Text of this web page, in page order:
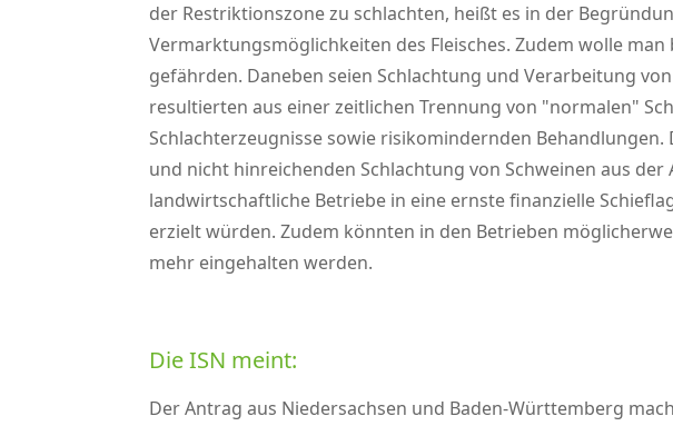
der Restriktionszone zu schlachten, heißt es in der
Vermarktungsmöglichkeiten des Fleisches. Zudem wolle
gefährden. Daneben seien Schlachtung und Verarbeitung
resultierten aus einer zeitlichen Trennung von normalen
Schlachterzeugnisse sowie risikomindernden
und nicht hinreichenden Schlachtung von Schweinen aus
landwirtschaftliche Betriebe in eine ernste finanzielle
erzielt würden. Zudem könnten in den Betrieben
mehr eingehalten werden.
Die ISN meint:
Der Antrag aus Niedersachsen und Baden-Württemberg